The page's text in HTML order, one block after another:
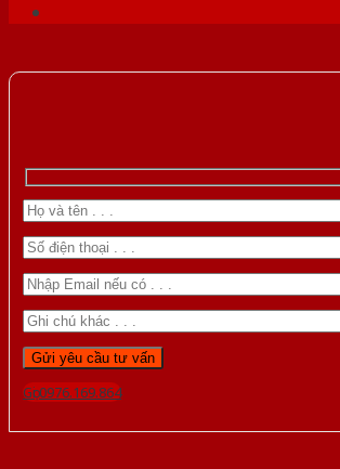
Gọi 0976.169.864